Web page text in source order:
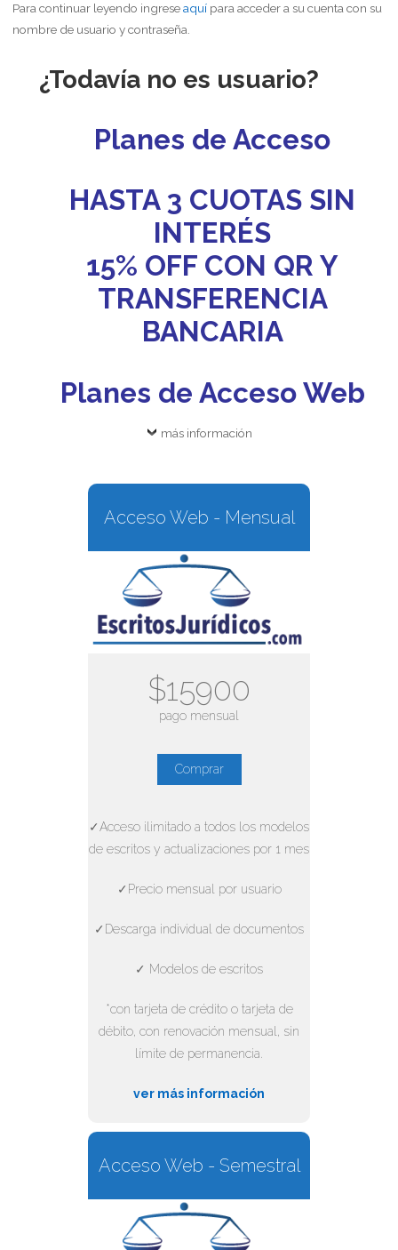
Para continuar leyendo ingreseaquípara acceder a su cuenta con su
nombre de usuario y contraseña.
¿Todavía no es usuario?
Planes de Acceso
HASTA 3 CUOTAS SIN
INTERÉS
15% OFF CON QR Y
TRANSFERENCIA
BANCARIA
Planes de Acceso Web
más información
Acceso Web - Mensual
$15900
pago mensual
Comprar
✓Acceso ilimitado a todos los modelos
de escritos y actualizaciones por 1 mes
✓Precio mensual por usuario
✓Descarga individual de documentos
✓ Modelos de escritos
*con tarjeta de crédito o tarjeta de
débito, con renovación mensual, sin
límite de permanencia.
ver más información
Acceso Web - Semestral